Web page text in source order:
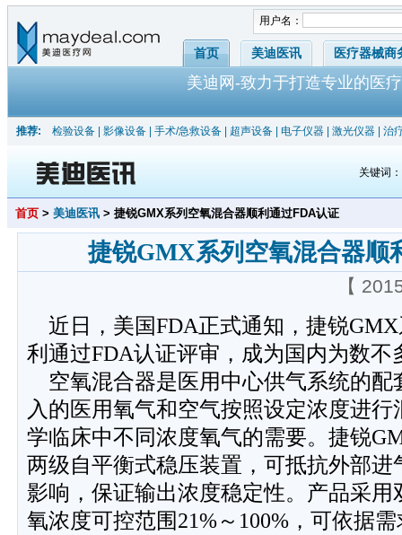
用户名：
首页 美迪医讯 医疗器械商
美迪网-致力于打造专业的医
推荐: 检验设备 影像设备 手术/急救设备 超声设备 电子仪器 激光仪器 治
关键词
首页 > 美迪医讯 > 捷锐GMX系列空氧混合器顺利通过FDA认证
捷锐GMX系列空氧混合器顺
【
近日，美国FDA正式通知，捷锐
利通过FDA认证评审，成为国内为数不
空氧混合器是医用中心供气系统的配
入的医用氧气和空气按照设定浓度进
学临床中不同浓度氧气的需要。捷锐
两级自平衡式稳压装置，可抵抗外部
影响，保证输出浓度稳定性。产品采
氧浓度可控范围21%～100%，可依据